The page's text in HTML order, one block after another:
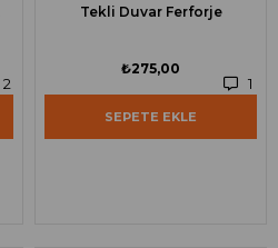
2
Tekli Duvar Ferforje
1
₺275,00
SEPETE EKLE